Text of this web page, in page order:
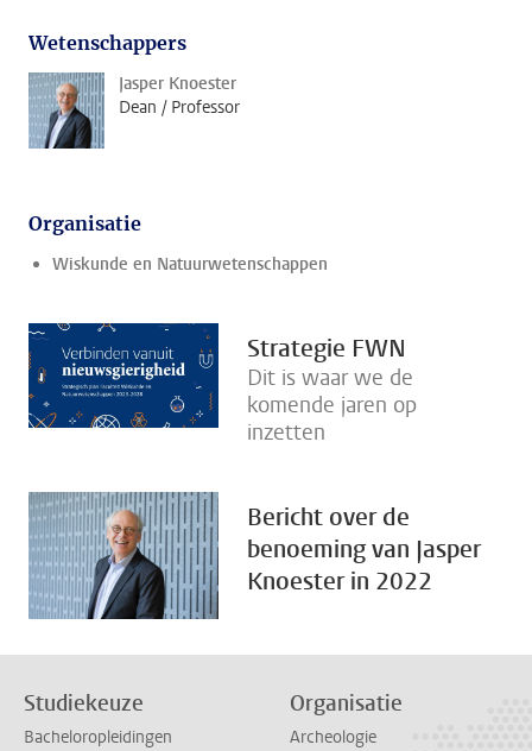
Wetenschappers
Jasper Knoester
Dean / Professor
Organisatie
Wiskunde en Natuurwetenschappen
Strategie FWN
Dit is waar we de
komende jaren op
inzetten
Bericht over de
benoeming van Jasper
Knoester in 2022
Studiekeuze
Bacheloropleidingen
Organisatie
Archeologie